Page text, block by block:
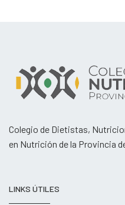
Colegio de Dietistas,
en Nutrición de la Provincia
LINKS ÚTILES